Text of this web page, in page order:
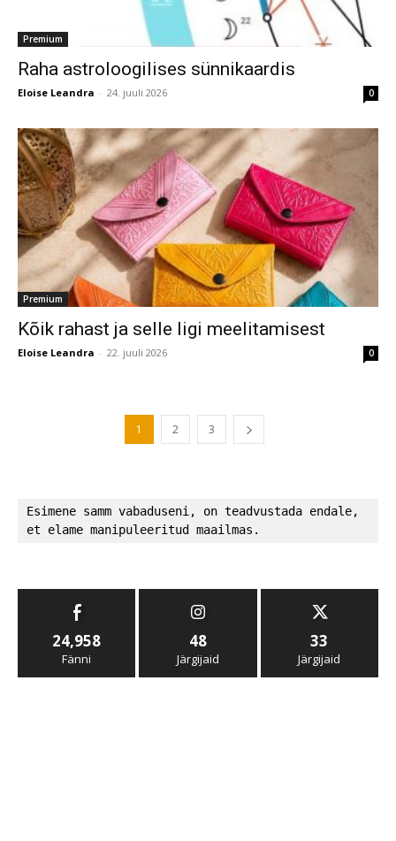
Premium
Raha astroloogilises sünnikaardis
Eloise Leandra - 24. juuli 2026 0
Premium
Kõik rahast ja selle ligi meelitamisest
Eloise Leandra - 22. juuli 2026 0
1 2 3
Esimene samm vabaduseni, on teadvustada endale,
et elame manipuleeritud maailmas.
24,958
Fänni
48
Järgijaid
33
Järgijaid